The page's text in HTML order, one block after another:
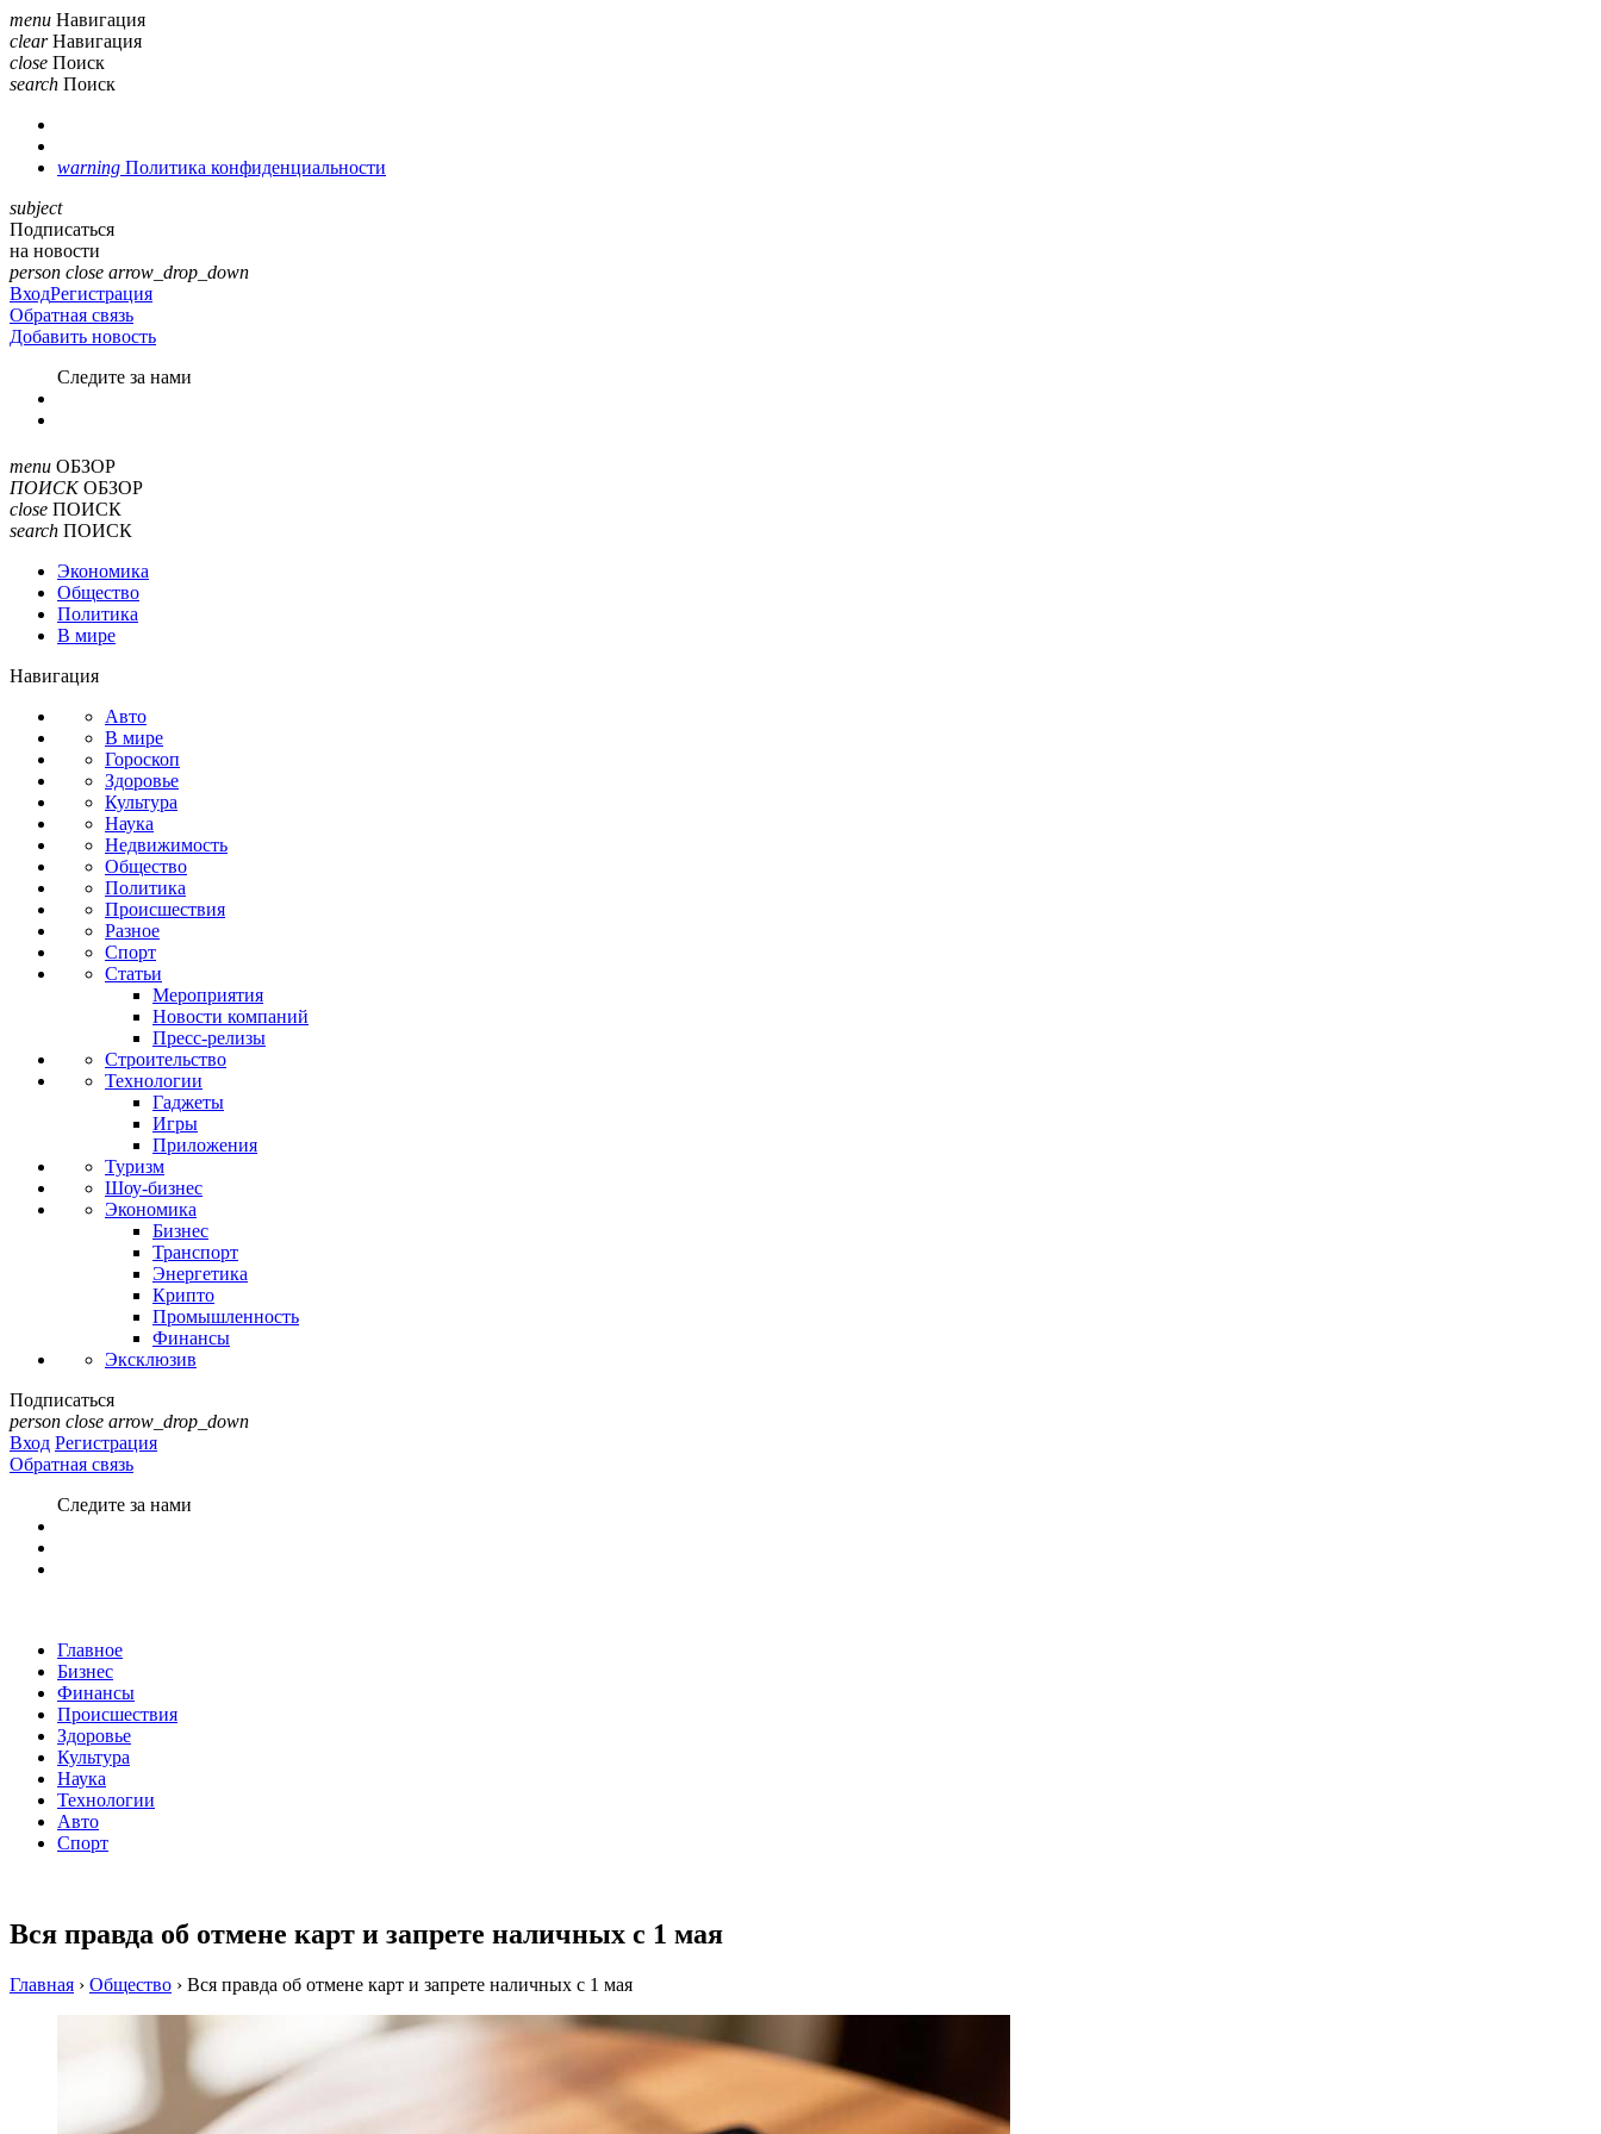
menu Навигация
clear Навигация
close Поиск
search Поиск
warning Политика конфиденциальности
subject
Подписаться
на новости
person close arrow_drop_down
ВходРегистрация
Обратная связь
Добавить новость
Cледите за нами
menu ОБЗОР
ПОИСК ОБЗОР
close ПОИСК
search ПОИСК
Экономика
Общество
Политика
В мире
Навигация
Авто
В мире
Гороскоп
Здоровье
Культура
Наука
Недвижимость
Общество
Политика
Происшествия
Разное
Спорт
Статьи
Мероприятия
Новости компаний
Пресс-релизы
Строительство
Технологии
Гаджеты
Игры
Приложения
Туризм
Шоу-бизнес
Экономика
Бизнес
Транспорт
Энергетика
Крипто
Промышленность
Финансы
Эксклюзив
Подписаться
person close arrow_drop_down
Вход Регистрация
Обратная связь
Следите за нами
Главное
Бизнес
Финансы
Происшествия
Здоровье
Культура
Наука
Технологии
Авто
Спорт
Вся правда об отмене карт и запрете наличных с 1 мая
Главная › Общество › Вся правда об отмене карт и запрете наличных с 1 мая